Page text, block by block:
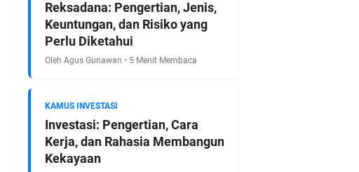
Reksadana: Pengertian, Jenis,
Keuntungan, dan Risiko yang
Perlu Diketahui
Oleh Agus Gunawan • 5 Menit Membaca
KAMUS INVESTASI
Investasi: Pengertian, Cara
Kerja, dan Rahasia Membangun
Kekayaan